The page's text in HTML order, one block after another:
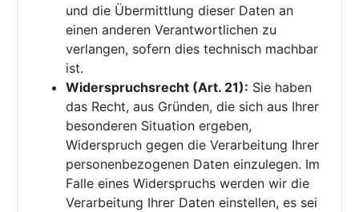
und die Übermittlung dieser Daten an
einen anderen Verantwortlichen zu
verlangen, sofern dies technisch machbar
ist.
Widerspruchsrecht (Art. 21): Sie haben
das Recht, aus Gründen, die sich aus Ihrer
besonderen Situation ergeben,
Widerspruch gegen die Verarbeitung Ihrer
personenbezogenen Daten einzulegen. Im
Falle eines Widerspruchs werden wir die
Verarbeitung Ihrer Daten einstellen, es sei